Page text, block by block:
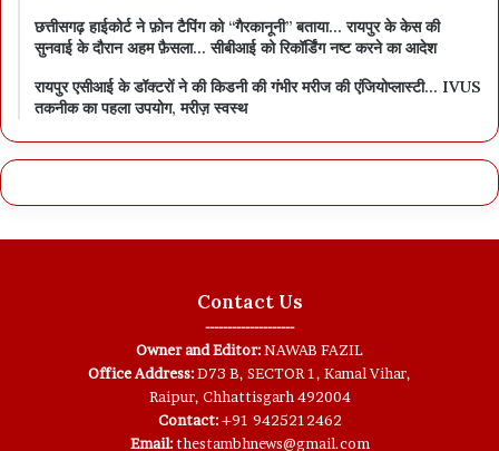
छत्तीसगढ़ हाईकोर्ट ने फ़ोन टैपिंग को “गैरकानूनी” बताया… रायपुर के केस की
सुनवाई के दौरान अहम फ़ैसला… सीबीआई को रिकॉर्डिंग नष्ट करने का आदेश
रायपुर एसीआई के डॉक्टरों ने की किडनी की गंभीर मरीज की एंजियोप्लास्टी… IVUS
तकनीक का पहला उपयोग, मरीज़ स्वस्थ
Contact Us
--------------------
Owner and Editor:NAWAB FAZIL
Office Address:D73 B, SECTOR 1, Kamal Vihar,
Raipur, Chhattisgarh 492004
Contact:+91 9425212462
Email:thestambhnews@gmail.com